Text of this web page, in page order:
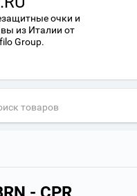
очки и
из Италии от
Group.